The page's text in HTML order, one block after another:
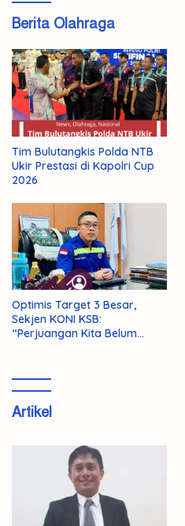
Berita Olahraga
Tim Bulutangkis Polda NTB
Ukir Prestasi di Kapolri Cup
2026
Optimis Target 3 Besar,
Sekjen KONI KSB:
“Perjuangan Kita Belum
Artikel